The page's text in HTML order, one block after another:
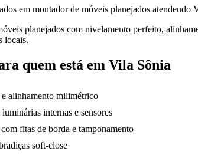
em montador de móveis planejados atendendo
planejados com nivelamento perfeito,
locais.
quem está em Vila Sônia
alinhamento milimétrico
internas e sensores
fitas de borda e tamponamento
soft-close